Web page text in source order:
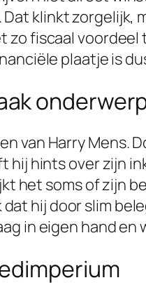
klinkt zorgelijk,
fiscaal
plaatje is
van Harry
hints over zijn
het soms of zijn
hij door slim
in eigen hand